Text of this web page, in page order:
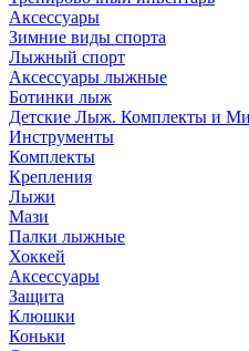
Аксессуары
Зимние виды спорта
Лыжный спорт
Аксессуары лыжные
Ботинки лыж
Детские Лыж. Комплекты и
Инструменты
Комплекты
Крепления
Лыжи
Мази
Палки лыжные
Хоккей
Аксессуары
Защита
Клюшки
Коньки